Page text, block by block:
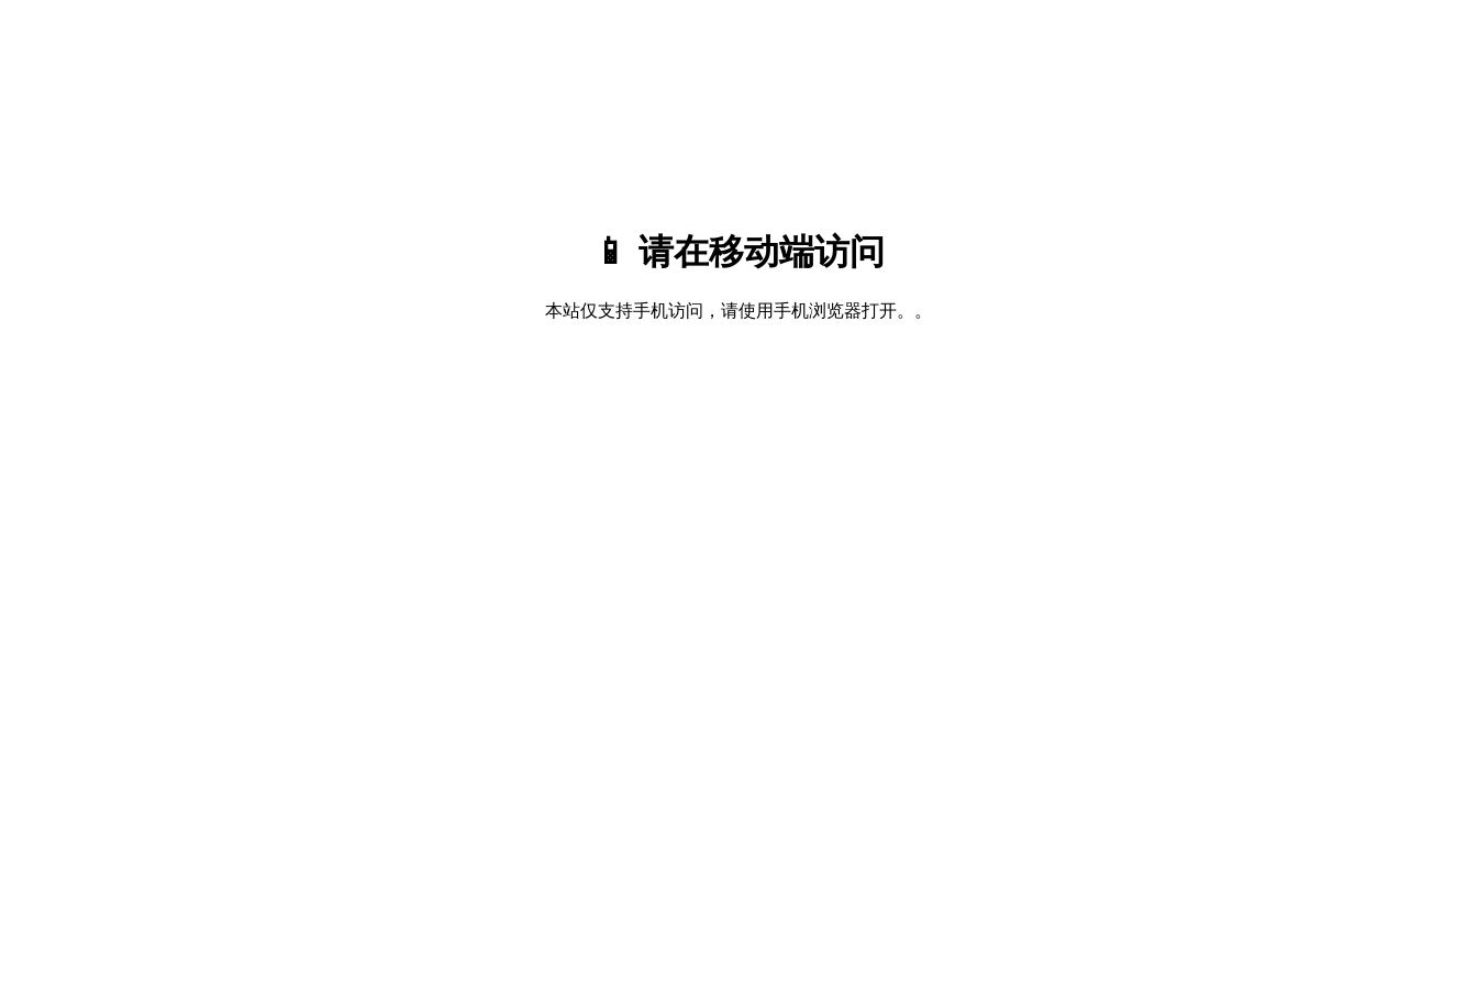
📱 请在移动端访问
本站仅支持手机访问，请使用手机浏览器打开。。